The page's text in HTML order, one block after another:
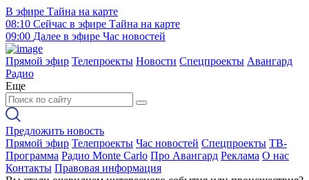
В эфире Тайна на карте
08:10 Сейчас в эфире Тайна на карте
09:00 Далее в эфире Час новостей
Прямой эфир Телепроекты Новости Спецпроекты Авангард
Радио
Еще
Предложить новость
Прямой эфир Телепроекты Час новостей Спецпроекты ТВ-
Программа Радио Monte Carlo Про Авангард Реклама О нас
Контакты Правовая информация